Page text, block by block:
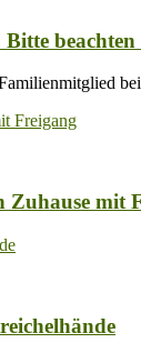
beachten
Zuhause mit